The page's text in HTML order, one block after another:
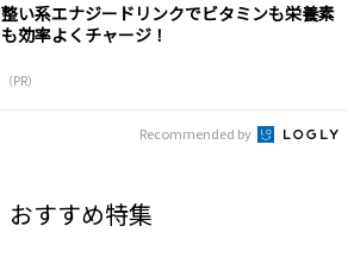
整い系エナジードリンクでビタミンも栄養素
も効率よくチャージ！
（PR）
Recommended by
おすすめ特集